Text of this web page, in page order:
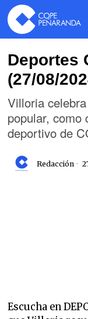
Deportes
(27/08/
Villoria
popular, como
deportivo de
Redacción
Escucha en